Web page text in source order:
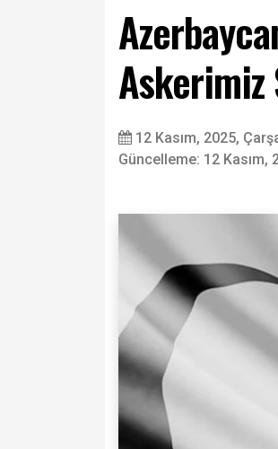
Askerimiz
12 Kasım, 2025,
Güncelleme: 12 Kasım,